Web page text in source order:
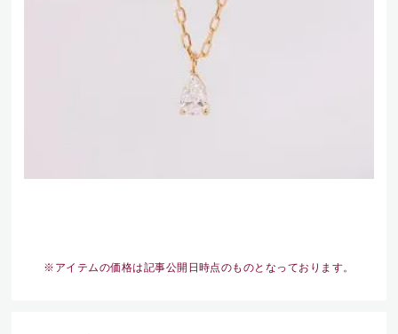
※アイテムの価格は記事公開日時点のものとなっております。